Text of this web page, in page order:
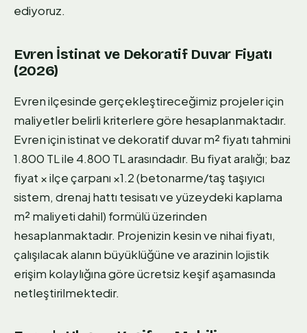
ediyoruz.
Evren İstinat ve Dekoratif Duvar Fiyatı
(2026)
Evren ilçesinde gerçekleştireceğimiz projeler için
maliyetler belirli kriterlere göre hesaplanmaktadır.
Evren için istinat ve dekoratif duvar m² fiyatı tahmini
1.800 TL ile 4.800 TL arasındadır. Bu fiyat aralığı; baz
fiyat × ilçe çarpanı ×1.2 (betonarme/taş taşıyıcı
sistem, drenaj hattı tesisatı ve yüzeydeki kaplama
m² maliyeti dahil) formülü üzerinden
hesaplanmaktadır. Projenizin kesin ve nihai fiyatı,
çalışılacak alanın büyüklüğüne ve arazinin lojistik
erişim kolaylığına göre ücretsiz keşif aşamasında
netleştirilmektedir.